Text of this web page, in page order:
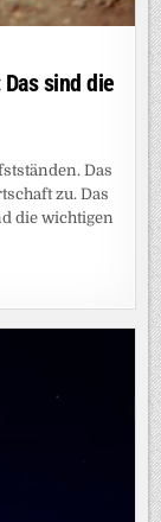
sind die
Das
zu. Das
die wichtigen